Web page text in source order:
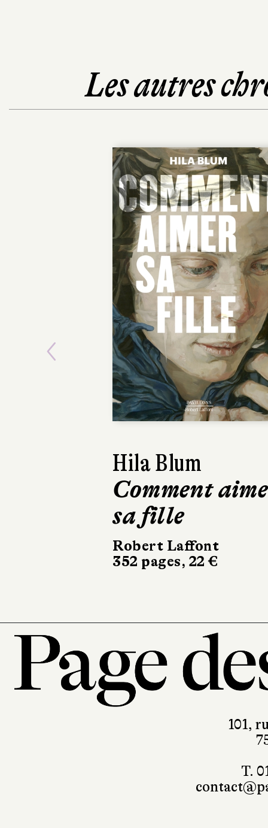
Les autres
Hila Blum
Comment
sa fille
Robert Laffont
352 pages, 22 €
Frédéric
Tout blanc
Éditions Héloïse
19 €
Previous
101,
T.